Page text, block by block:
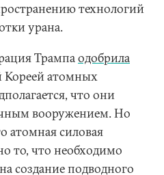
технологий
урана.
Трампаодобрила
Кореей атомных
что они
вооружением. Но
атомная силовая
то, что необходимо
создание подводного